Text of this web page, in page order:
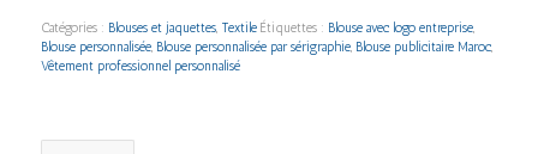
Catégories : Blouses et jaquettes, Textile Étiquettes : Blouse avec logo entreprise,
Blouse personnalisée, Blouse personnalisée par sérigraphie, Blouse publicitaire Maroc,
Vêtement professionnel personnalisé